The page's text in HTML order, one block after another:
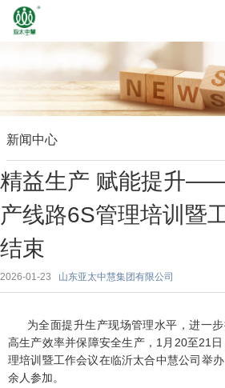
新闻中心
精益生产 赋能提升
产线路6S管理培训暨
结束
2026-01-23 山东亚太中慧集团有限公司
为全面提升生产现场管理水平，进一
高生产效率并保障安全生产，1月20至21
理培训暨工作会议在临沂太合中慧公司举
余人参加。